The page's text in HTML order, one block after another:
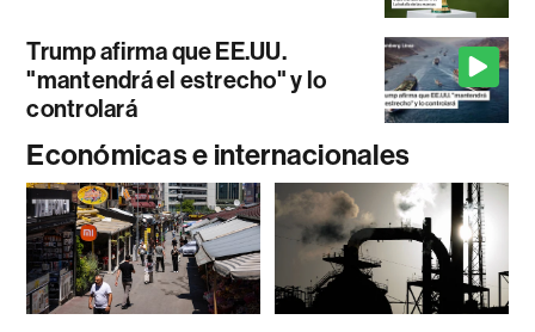
Trump afirma que EE.UU.
"mantendrá el estrecho" y lo
controlará
Económicas e internacionales